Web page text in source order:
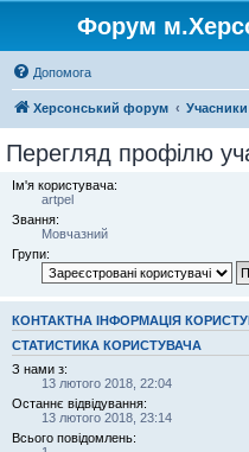
Форум
Допомога
Херсонський форум Учасники
Перегляд профілю
Ім'я користувача:
artpel
Звання:
Мовчазний
Групи:
КОНТАКТНА ІНФОРМАЦІЯ
СТАТИСТИКА КОРИСТУВАЧА
З нами з:
13 лютого 2018, 22:04
Останнє відвідування:
13 лютого 2018, 23:14
Всього повідомлень: